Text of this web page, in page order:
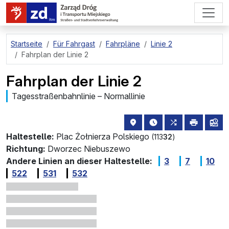
zum Hauptinhalt springen
Startseite Für Fahrgast Fahrpläne
Linie 2
Fahrplan der Linie 2
Fahrplan der Linie 2
Tagesstraßenbahnlinie – Normallinie
Haltestelle: Plac Żołnierza Polskiego (11332)
Haltestellenstandort auf
die nächsten
alle Linien,
drucken
Richtung: Dworzec Niebuszewo
Andere Linien an dieser Haltestelle:
3 7
10
522
531 532